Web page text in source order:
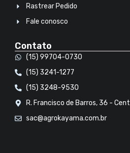
Rastrear Pedido
Fale conosco
Contato
(15) 99704-0730
(15) 3241-1277
(15) 3248-9530
R. Francisco de Barros, 36 -
sac@agrokayama.com.br